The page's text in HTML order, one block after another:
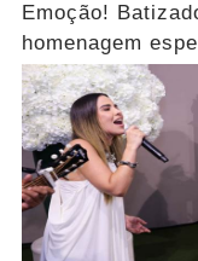
Emoção!
homenagem